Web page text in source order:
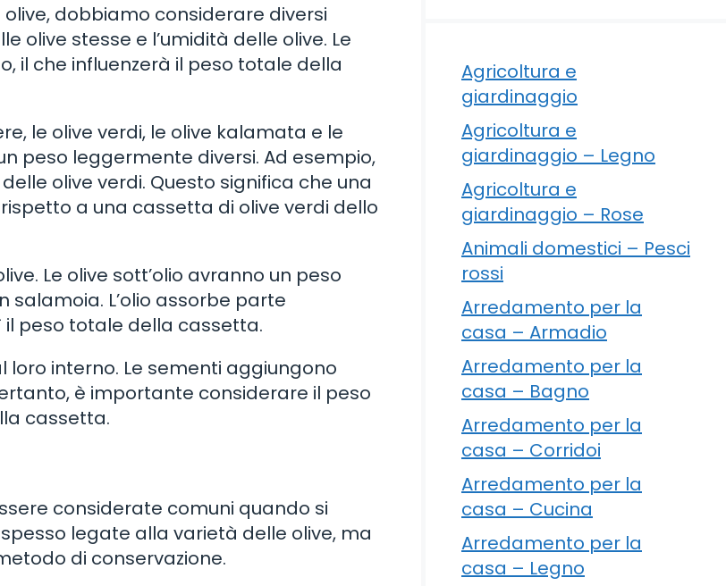
dobbiamo considerare diversi
olive stesse e l’umidità delle olive. Le
il che influenzerà il peso totale della
le olive verdi, le olive kalamata e le
peso leggermente diversi. Ad esempio,
olive verdi. Questo significa che una
a una cassetta di olive verdi dello
Le olive sott’olio avranno un peso
L’olio assorbe parte
peso totale della cassetta.
loro interno. Le sementi aggiungono
è importante considerare il peso
cassetta.
considerate comuni quando si
legate alla varietà delle olive, ma
di conservazione.
Agricoltura e
giardinaggio
Agricoltura e
giardinaggio – Legno
Agricoltura e
giardinaggio – Rose
Animali domestici – Pesci
rossi
Arredamento per la
casa – Armadio
Arredamento per la
casa – Bagno
Arredamento per la
casa – Corridoi
Arredamento per la
casa – Cucina
Arredamento per la
casa – Legno